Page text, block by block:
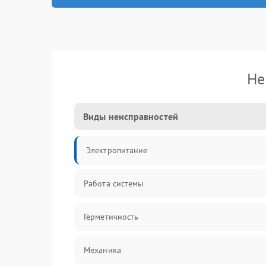
Виды неисправностей
Электропитание
Работа системы
Герметичность
Механика